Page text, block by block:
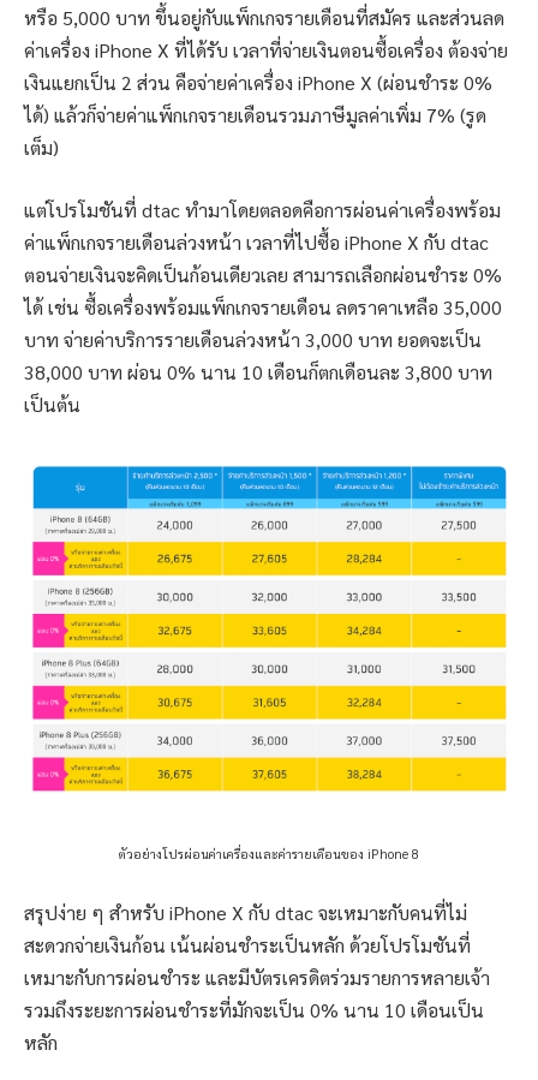
หรือ 5,000 บาท ขึ้นอยู่กับแพ็กเกจรายเดือนที่สมัคร และส่วนลด
ค่าเครื่อง iPhone X ที่ได้รับ เวลาที่จ่ายเงินตอนซื้อเครื่อง ต้องจ่าย
เงินแยกเป็น 2 ส่วน คือจ่ายค่าเครื่อง iPhone X (ผ่อนชำระ 0%
ได้) แล้วก็จ่ายค่าแพ็กเกจรายเดือนรวมภาษีมูลค่าเพิ่ม 7% (รูด
เต็ม)
แต่โปรโมชันที่ dtac ทำมาโดยตลอดคือการผ่อนค่าเครื่องพร้อม
ค่าแพ็กเกจรายเดือนล่วงหน้า เวลาที่ไปซื้อ iPhone X กับ dtac
ตอนจ่ายเงินจะคิดเป็นก้อนเดียวเลย สามารถเลือกผ่อนชำระ 0%
ได้ เช่น ซื้อเครื่องพร้อมแพ็กเกจรายเดือน ลดราคาเหลือ 35,000
บาท จ่ายค่าบริการรายเดือนล่วงหน้า 3,000 บาท ยอดจะเป็น
38,000 บาท ผ่อน 0% นาน 10 เดือนก็ตกเดือนละ 3,800 บาท
เป็นต้น
ตัวอย่างโปรผ่อนค่าเครื่องและค่ารายเดือนของ iPhone 8
สรุปง่าย ๆ สำหรับ iPhone X กับ dtac จะเหมาะกับคนที่ไม่
สะดวกจ่ายเงินก้อน เน้นผ่อนชำระเป็นหลัก ด้วยโปรโมชันที่
เหมาะกับการผ่อนชำระ และมีบัตรเครดิตร่วมรายการหลายเจ้า
รวมถึงระยะการผ่อนชำระที่มักจะเป็น 0% นาน 10 เดือนเป็น
หลัก